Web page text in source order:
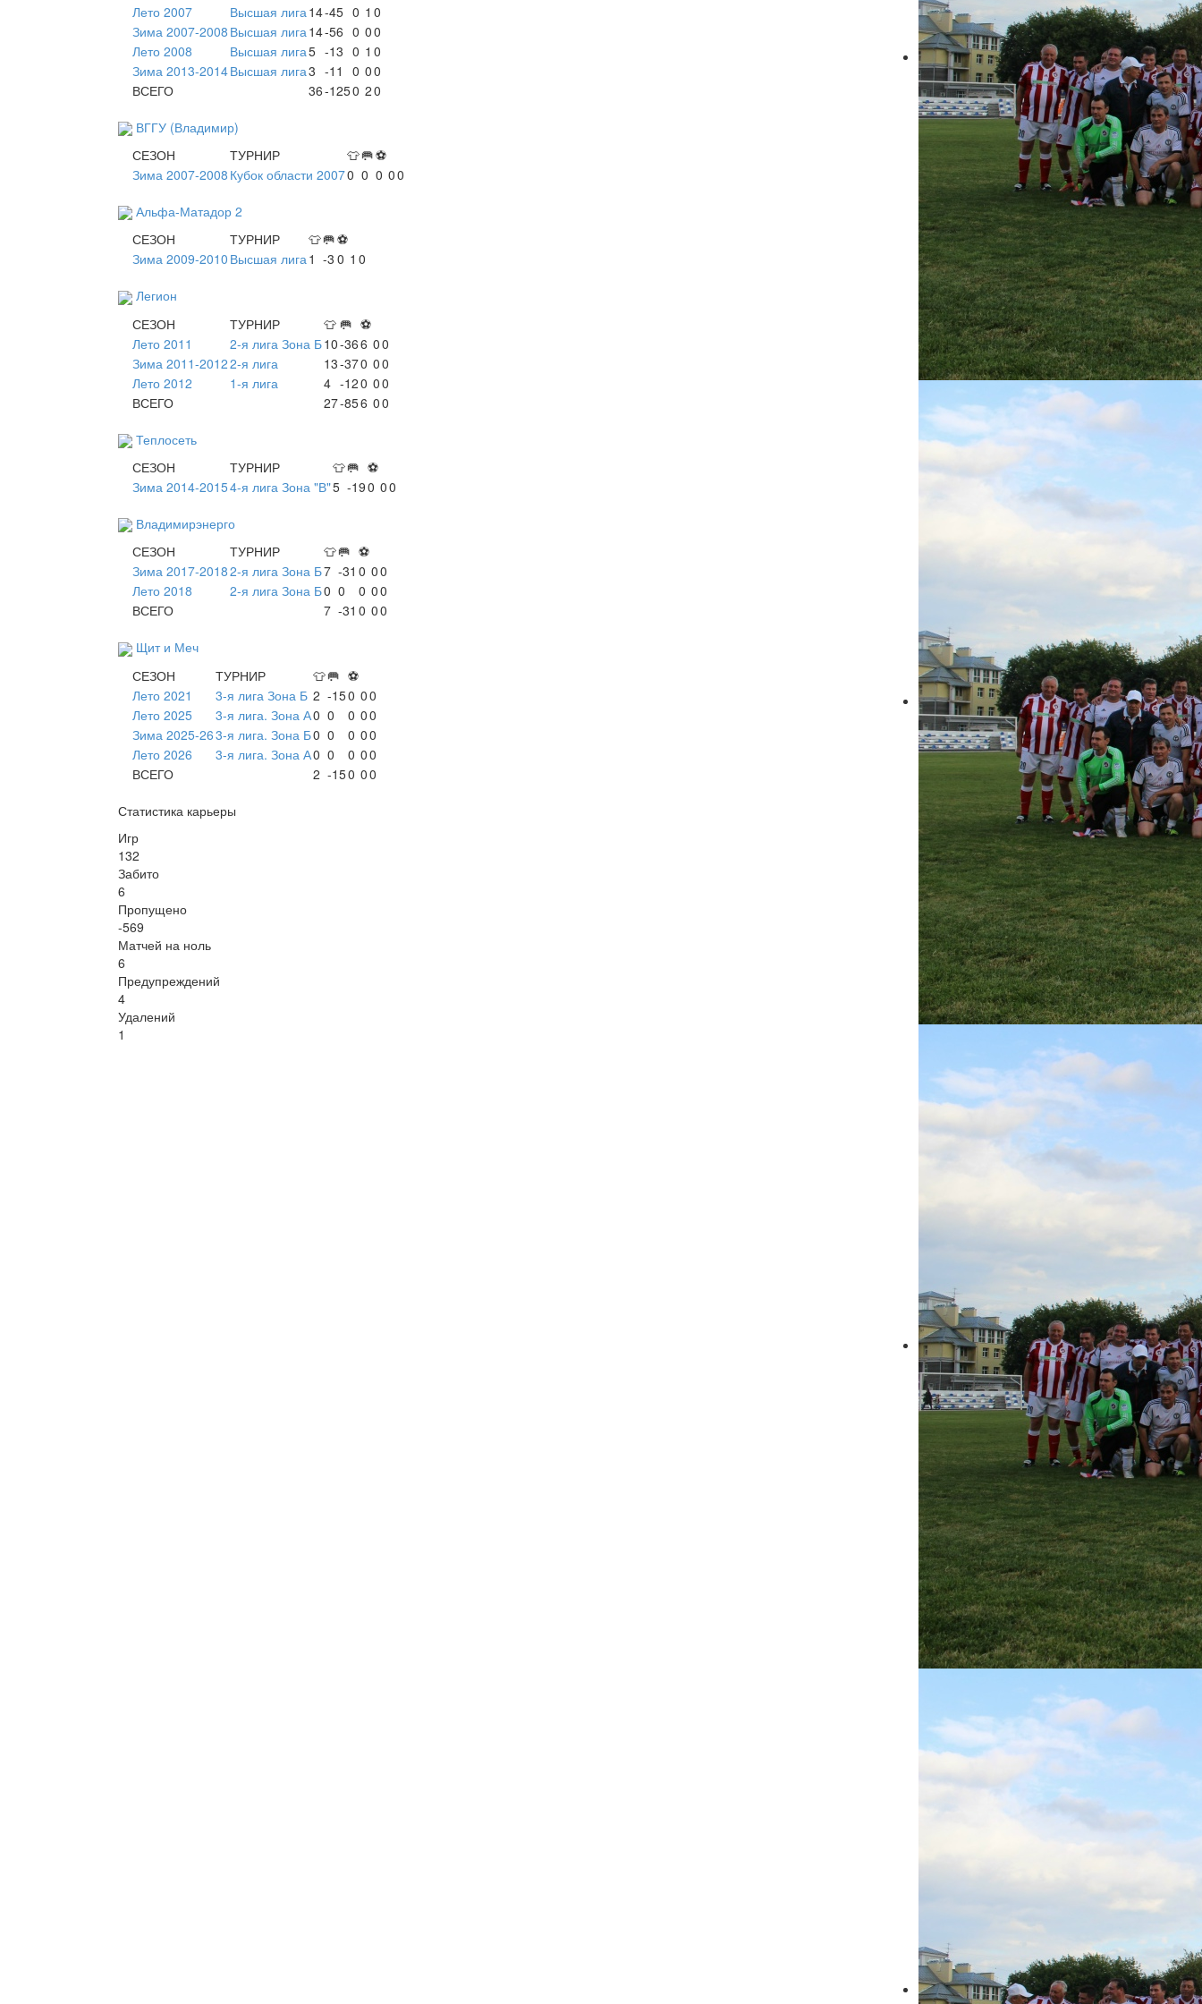
Лето 2007
Высшая лига 14-45 0 1 0
Зима 2007-2008 Высшая лига 14-56 0 00
Лето 2008
Высшая лига5 -13 0 1 0
Зима 2013-2014Высшая лига3 -11 0 00
ВСЕГО
36-1250 20
ВГГУ (Владимир)
СЕЗОН
ТУРНИР 👕🥅⚽
Зима 2007-2008 Кубок области 20070 0 0 00
Альфа-Матадор 2
СЕЗОН
ТУРНИР 👕🥅⚽
Зима 2009-2010 Высшая лига1 -3 0 1 0
Легион
СЕЗОН
ТУРНИР 👕 🥅 ⚽
Лето 2011
2-я лига Зона Б10-366 00
Зима 2011-20122-я лига 13-370 00
Лето 2012
1-я лига 4 -120 00
ВСЕГО
27-856 00
Теплосеть
СЕЗОН
ТУРНИР 👕🥅 ⚽
Зима 2014-20154-я лига Зона "В"5 -190 00
Владимирэнерго
СЕЗОН
ТУРНИР 👕🥅 ⚽
Зима 2017-20182-я лига Зона Б7 -31 0 00
Лето 2018
2-я лига Зона Б0 0 0 00
ВСЕГО
7 -31 0 00
Щит и Меч
СЕЗОН
ТУРНИР 👕🥅 ⚽
Лето 2021
3-я лига Зона Б 2 -150 00
Лето 2025
3-я лига. Зона А0 0 0 00
Зима 2025-263-я лига. Зона Б0 0 0 00
Лето 2026
3-я лига. Зона А0 0 0 00
ВСЕГО
2 -150 00
Статистика карьеры
Игр
132
Забито
6
Пропущено
-569
Матчей на ноль
6
Предупреждений
4
Удалений
1